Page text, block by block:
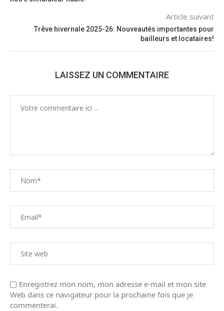
Article suivant
Trêve hivernale 2025-26: Nouveautés importantes pour
bailleurs et locataires!
LAISSEZ UN COMMENTAIRE
Enregistrez mon nom, mon adresse e-mail et mon site
Web dans ce navigateur pour la prochaine fois que je
commenterai.